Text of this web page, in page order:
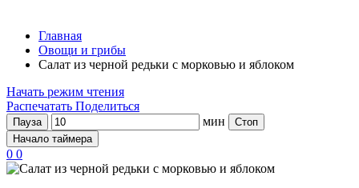
Главная
Овощи и грибы
Салат из черной редьки с морковью и яблоком
Начать режим чтения
Распечатать Поделиться
Пауза мин
Стоп
Начало таймера
0 0